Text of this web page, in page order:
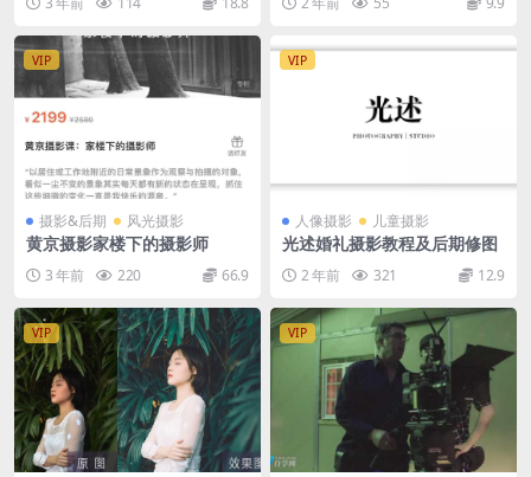
学
2...
VIP
摄影&后期 风光摄影
黄京摄影家楼下的摄影师
3 年前 220 66.9
VIP
人像摄影 儿童摄影
光述婚礼摄影教程及后期修图
2 年前 321 12.9
VIP VIP